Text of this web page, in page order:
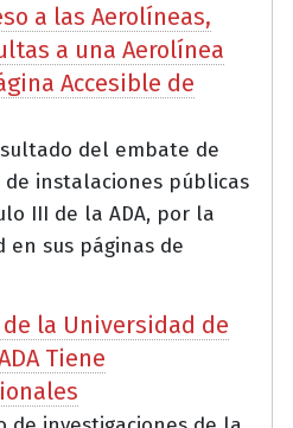
a las Aerolíneas,
a una Aerolínea
Accesible de
del embate de
instalaciones públicas
III de la ADA, por la
sus páginas de
la Universidad de
Tiene